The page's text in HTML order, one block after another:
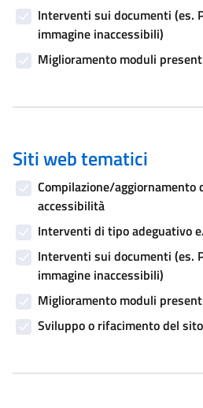
Interventi sui documenti (es.
immagine inaccessibili)
Miglioramento moduli
Siti web tematici
Compilazione/aggiornamento
accessibilità
Interventi di tipo adeguativo
Interventi sui documenti (es.
immagine inaccessibili)
Miglioramento moduli
Sviluppo o rifacimento del